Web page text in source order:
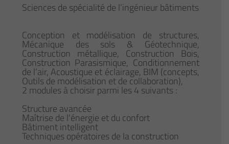
Sciences de spécialité de l’ingénieur bâtiments
Conception et modélisation de structures,
Mécanique des sols & Géotechnique,
Construction métallique, Construction Bois,
Construction Parasismique, Conditionnement
de l’air, Acoustique et éclairage, BIM (concepts,
Outils de modélisation et de collaboration),
2 modules à choisir parmi les 4 suivants :
Structure avancée
Maîtrise de l'énergie et du confort
Bâtiment intelligent
Techniques opératoires de la construction